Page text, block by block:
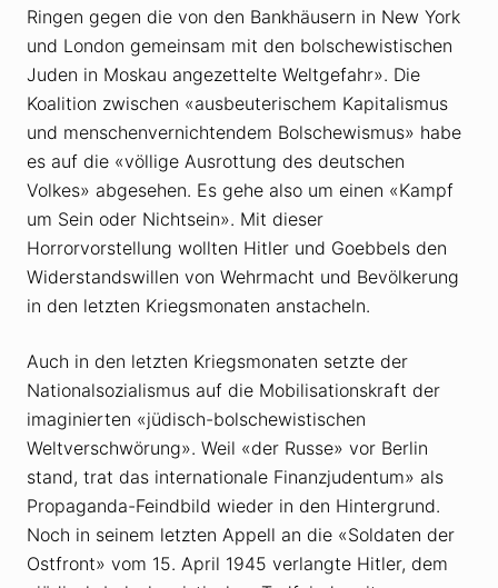
Ringen gegen die von den Bankhäusern in New York
und London gemeinsam mit den bolschewistischen
Juden in Moskau angezettelte Weltgefahr». Die
Koalition zwischen «ausbeuterischem Kapitalismus
und menschenvernichtendem Bolschewismus» habe
es auf die «völlige Ausrottung des deutschen
Volkes» abgesehen. Es gehe also um einen «Kampf
um Sein oder Nichtsein». Mit dieser
Horrorvorstellung wollten Hitler und Goebbels den
Widerstandswillen von Wehrmacht und Bevölkerung
in den letzten Kriegsmonaten anstacheln.
Auch in den letzten Kriegsmonaten setzte der
Nationalsozialismus auf die Mobilisationskraft der
imaginierten «jüdisch-bolschewistischen
Weltverschwörung». Weil «der Russe» vor Berlin
stand, trat das internationale Finanzjudentum» als
Propaganda-Feindbild wieder in den Hintergrund.
Noch in seinem letzten Appell an die «Soldaten der
Ostfront» vom 15. April 1945 verlangte Hitler, dem